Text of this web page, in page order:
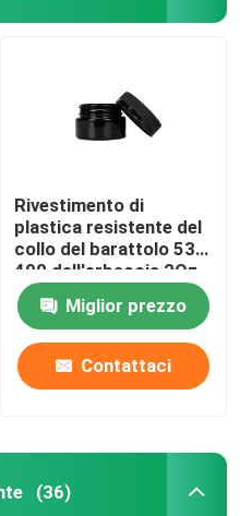
Rivestimento di
plastica resistente del
collo del barattolo 53-
400 dell'erbaccia 2Oz
del bambino bianco
nero
Miglior prezzo
Contattaci
(36)